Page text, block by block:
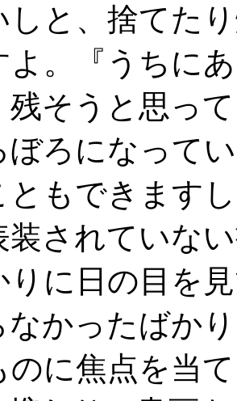
しと、捨てた
よ。『うちに
残そうと思っ
ぼろになって
ともできます
装されていな
りに日の目を
なかったばか
のに焦点を当